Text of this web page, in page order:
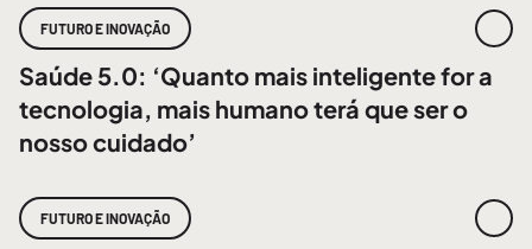
FUTURO E INOVAÇÃO
Saúde 5.0: ‘Quanto mais inteligente for a
tecnologia, mais humano terá que ser o
nosso cuidado’
FUTURO E INOVAÇÃO